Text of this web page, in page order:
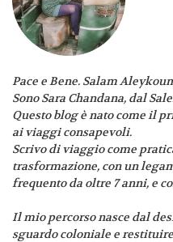
Pace e Bene. Salam
Sono Sara Chandana, dal
Questo blog è nato come il
ai viaggi consapevoli.
Scrivo di viaggio come
trasformazione, con un
frequento da oltre 7 anni, e
Il mio percorso nasce dal
sguardo coloniale e